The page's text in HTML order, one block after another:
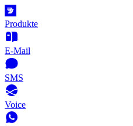
Produkte
E-Mail
SMS
Voice